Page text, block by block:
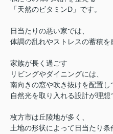
「天然のビタミンD」です。
日当たりの悪い家では、
体調の乱れやストレスの蓄積を
家族が長く過ごす
リビングやダイニングには、
南向きの窓や吹き抜けを配置し
自然光を取り入れる設計が理想
枚方市は丘陵地が多く、
土地の形状によって日当たり条